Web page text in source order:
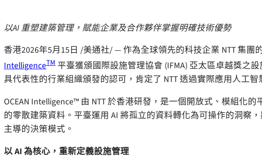
以AI 重塑建築管理，賦能企業及合作夥伴掌握明確技術優勢
香港2026年5月15日 /美通社/ — 作為全球領先的科技企業 NTT 集團
IntelligenceTM 平臺獲頒國際設施管理協會 (IFMA) 亞太區卓越獎之
具代表性的行業組織頒發的認可，肯定了 NTT 透過實際應用人工
OCEAN Intelligence™ 由 NTT 於香港研發，是一個開放式、模組化
的零散建築資料。平臺運用 AI 將孤立的資料轉化為可操作的洞察
主導的決策模式。
以 AI 為核心，重新定義設施管理